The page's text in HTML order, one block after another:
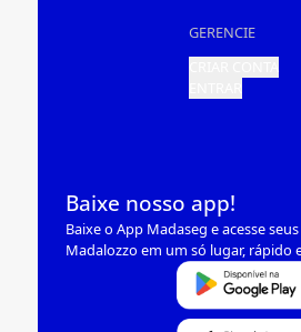
GERENCIE
Baixe nosso app!
Baixe o App Madaseg e acesse
Madalozzo em um só lugar, rápido